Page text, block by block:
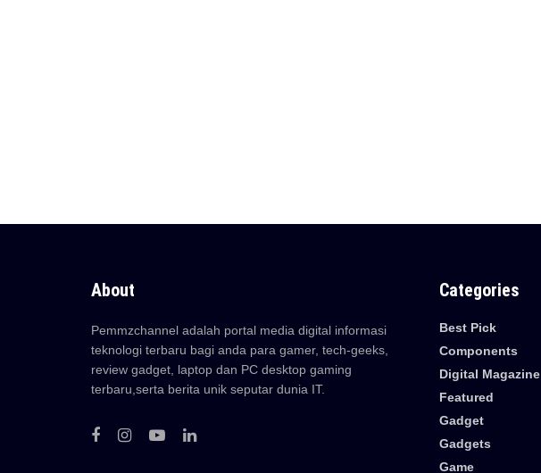
About
Pemmzchannel adalah portal media digital informasi
teknologi terbaru bagi anda para gamer, tech-geeks,
review gadget, laptop dan PC desktop gaming
terbaru,serta berita unik seputar dunia IT.
Categories
Best Pick
Components
Digital Magazine
Featured
Gadget
Gadgets
Game